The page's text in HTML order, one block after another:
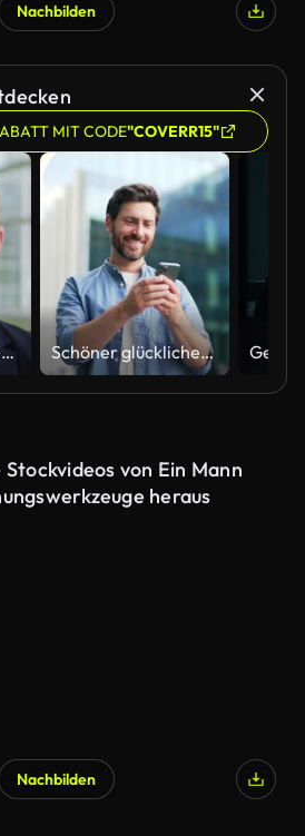
Nachbilden
MIT CODE"COVERR15"
Gesicht, glücklicher Anwalt und Mann im Büro, Unternehmen und Arbeitsplatz. Porträt, Lächeln und professioneller Anwalt, Angestellter oder Arbeiter, Anwalt und Notar, Berater und Unternehmensberater in Australien Schöner glücklicher bärtiger Geschäftsmann im lässigen Stehen in der Nähe eines modernen Geschäftsbüros
von Ein Mann
heraus
Nachbilden